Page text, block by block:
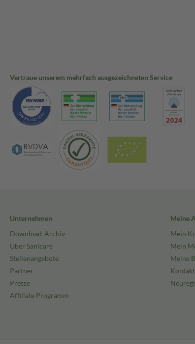
Vertraue unserem mehrfach ausgezeichneten Service
Unternehmen
Download-Archiv
Über Sanicare
Stellenangebote
Partner
Presse
Affiliate Programm
Meine
Mein
Mein
Meine
Kontakt